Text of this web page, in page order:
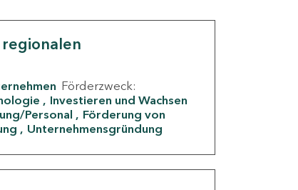
Förderzweck:
Investieren und Wachsen
Personal
Förderung von
Unternehmensgründung